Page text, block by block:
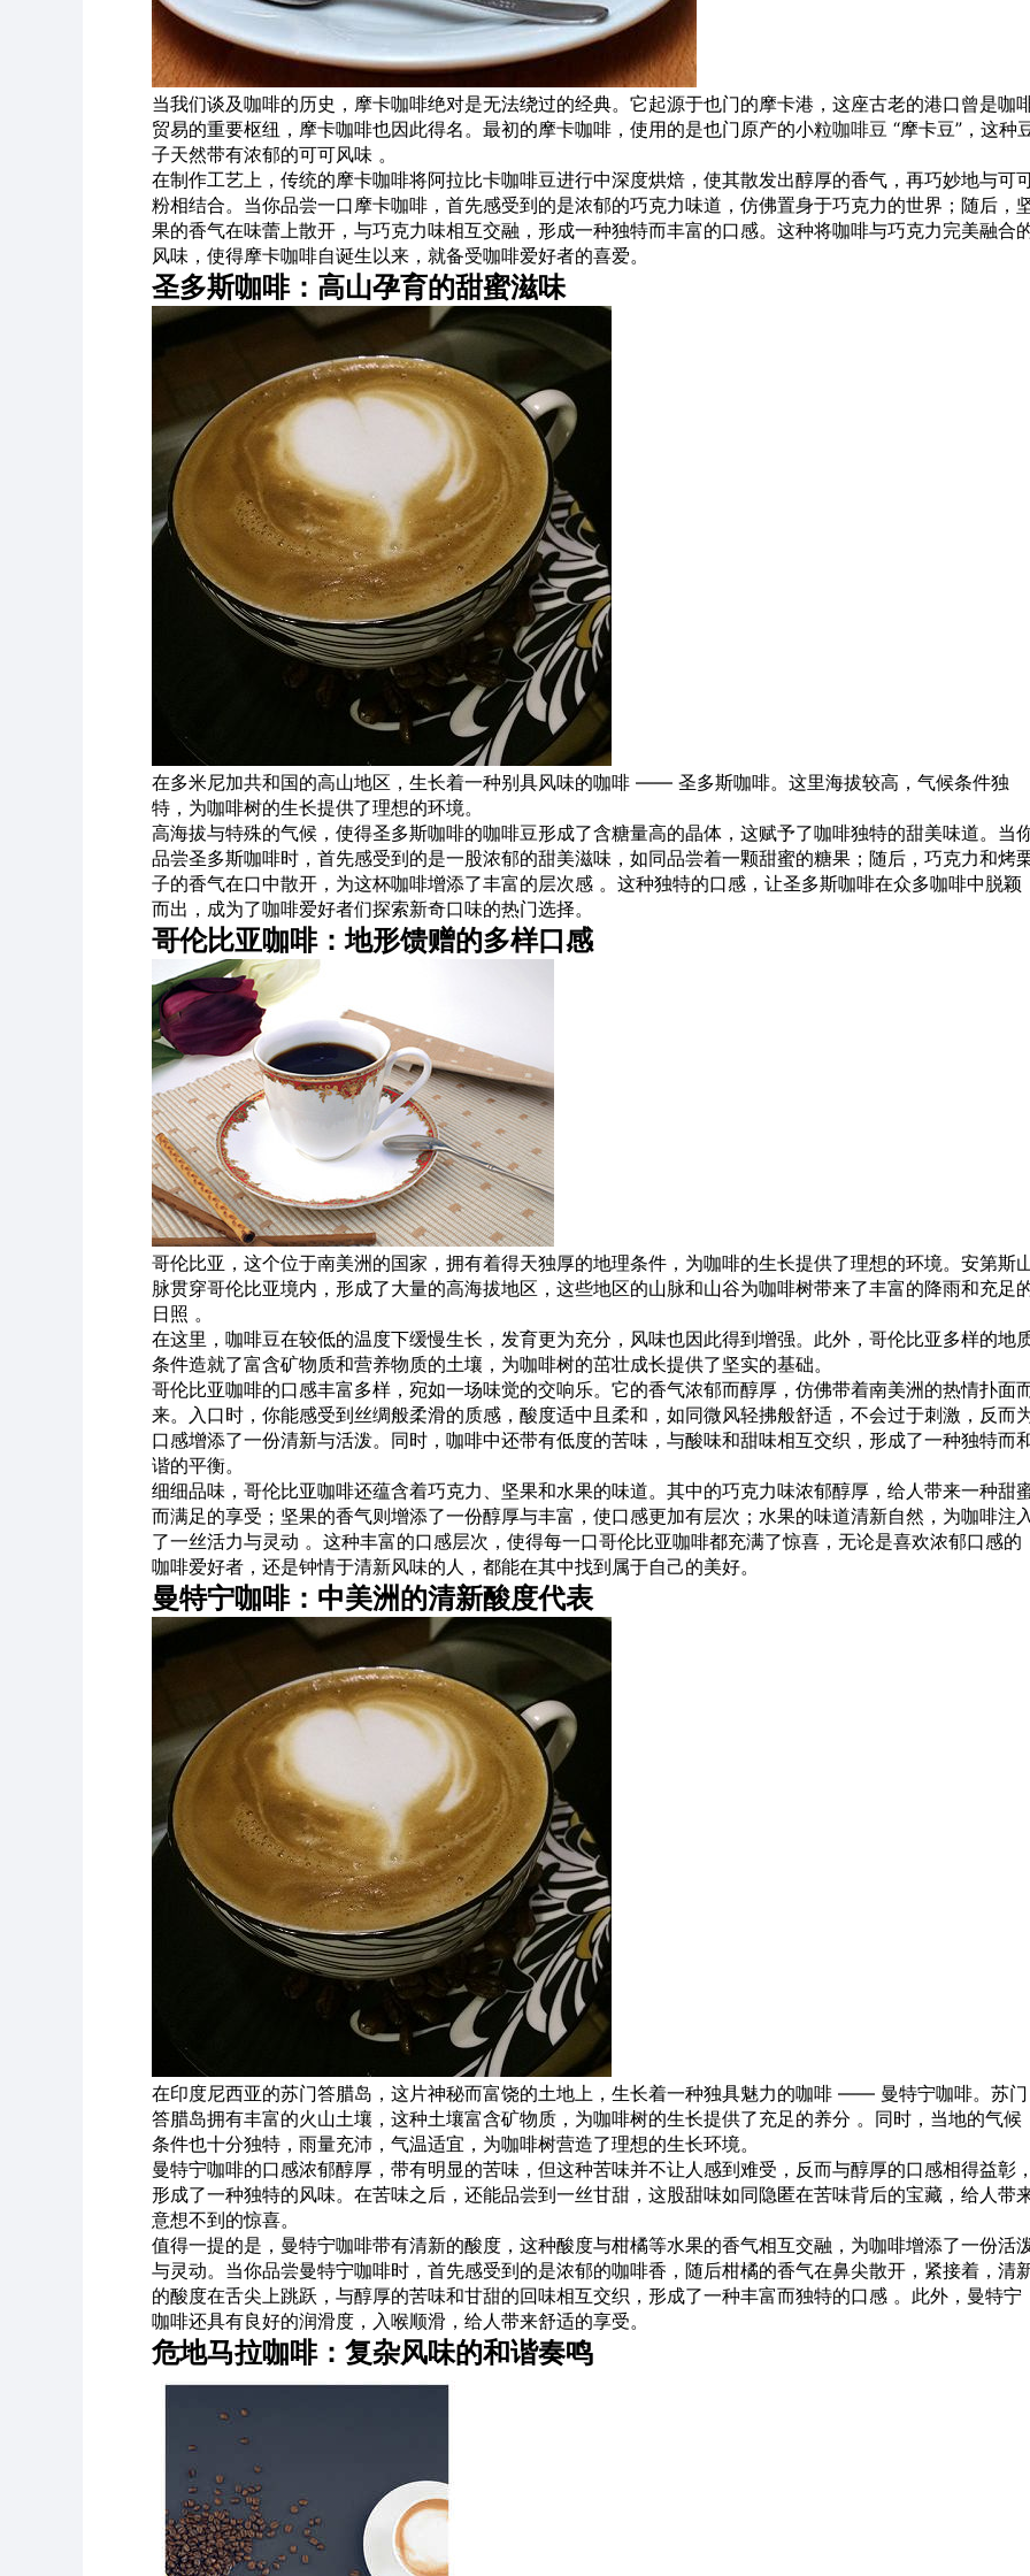
当我们谈及咖啡的历史，摩卡咖啡绝对是无法绕过的经典。它起源于也门的摩卡港，这座古老的港口曾是咖
贸易的重要枢纽，摩卡咖啡也因此得名。最初的摩卡咖啡，使用的是也门原产的小粒咖啡豆 “摩卡豆”，这种
子天然带有浓郁的可可风味 。
在制作工艺上，传统的摩卡咖啡将阿拉比卡咖啡豆进行中深度烘焙，使其散发出醇厚的香气，再巧妙地与可
粉相结合。当你品尝一口摩卡咖啡，首先感受到的是浓郁的巧克力味道，仿佛置身于巧克力的世界；随后，
果的香气在味蕾上散开，与巧克力味相互交融，形成一种独特而丰富的口感。这种将咖啡与巧克力完美融合
风味，使得摩卡咖啡自诞生以来，就备受咖啡爱好者的喜爱。
圣多斯咖啡：高山孕育的甜蜜滋味
在多米尼加共和国的高山地区，生长着一种别具风味的咖啡 —— 圣多斯咖啡。这里海拔较高，气候条件独
特，为咖啡树的生长提供了理想的环境。
高海拔与特殊的气候，使得圣多斯咖啡的咖啡豆形成了含糖量高的晶体，这赋予了咖啡独特的甜美味道。当
品尝圣多斯咖啡时，首先感受到的是一股浓郁的甜美滋味，如同品尝着一颗甜蜜的糖果；随后，巧克力和烤
子的香气在口中散开，为这杯咖啡增添了丰富的层次感 。这种独特的口感，让圣多斯咖啡在众多咖啡中脱颖
而出，成为了咖啡爱好者们探索新奇口味的热门选择。
哥伦比亚咖啡：地形馈赠的多样口感
哥伦比亚，这个位于南美洲的国家，拥有着得天独厚的地理条件，为咖啡的生长提供了理想的环境。安第斯
脉贯穿哥伦比亚境内，形成了大量的高海拔地区，这些地区的山脉和山谷为咖啡树带来了丰富的降雨和充足
日照 。
在这里，咖啡豆在较低的温度下缓慢生长，发育更为充分，风味也因此得到增强。此外，哥伦比亚多样的地
条件造就了富含矿物质和营养物质的土壤，为咖啡树的茁壮成长提供了坚实的基础。
哥伦比亚咖啡的口感丰富多样，宛如一场味觉的交响乐。它的香气浓郁而醇厚，仿佛带着南美洲的热情扑面
来。入口时，你能感受到丝绸般柔滑的质感，酸度适中且柔和，如同微风轻拂般舒适，不会过于刺激，反而
口感增添了一份清新与活泼。同时，咖啡中还带有低度的苦味，与酸味和甜味相互交织，形成了一种独特而
谐的平衡。
细细品味，哥伦比亚咖啡还蕴含着巧克力、坚果和水果的味道。其中的巧克力味浓郁醇厚，给人带来一种甜
而满足的享受；坚果的香气则增添了一份醇厚与丰富，使口感更加有层次；水果的味道清新自然，为咖啡注
了一丝活力与灵动 。这种丰富的口感层次，使得每一口哥伦比亚咖啡都充满了惊喜，无论是喜欢浓郁口感的
咖啡爱好者，还是钟情于清新风味的人，都能在其中找到属于自己的美好。
曼特宁咖啡：中美洲的清新酸度代表
在印度尼西亚的苏门答腊岛，这片神秘而富饶的土地上，生长着一种独具魅力的咖啡 —— 曼特宁咖啡。苏门
答腊岛拥有丰富的火山土壤，这种土壤富含矿物质，为咖啡树的生长提供了充足的养分 。同时，当地的气候
条件也十分独特，雨量充沛，气温适宜，为咖啡树营造了理想的生长环境。
曼特宁咖啡的口感浓郁醇厚，带有明显的苦味，但这种苦味并不让人感到难受，反而与醇厚的口感相得益彰
形成了一种独特的风味。在苦味之后，还能品尝到一丝甘甜，这股甜味如同隐匿在苦味背后的宝藏，给人带
意想不到的惊喜。
值得一提的是，曼特宁咖啡带有清新的酸度，这种酸度与柑橘等水果的香气相互交融，为咖啡增添了一份活
与灵动。当你品尝曼特宁咖啡时，首先感受到的是浓郁的咖啡香，随后柑橘的香气在鼻尖散开，紧接着，清
的酸度在舌尖上跳跃，与醇厚的苦味和甘甜的回味相互交织，形成了一种丰富而独特的口感 。此外，曼特宁
咖啡还具有良好的润滑度，入喉顺滑，给人带来舒适的享受。
危地马拉咖啡：复杂风味的和谐奏鸣